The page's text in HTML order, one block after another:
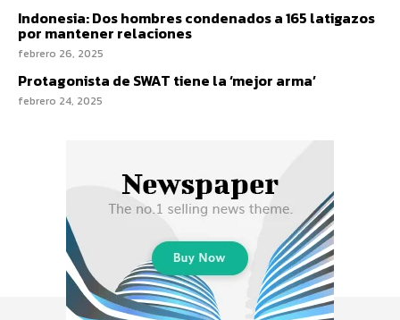
Indonesia: Dos hombres condenados a 165 latigazos
por mantener relaciones
febrero 26, 2025
Protagonista de SWAT tiene la ‘mejor arma’
febrero 24, 2025